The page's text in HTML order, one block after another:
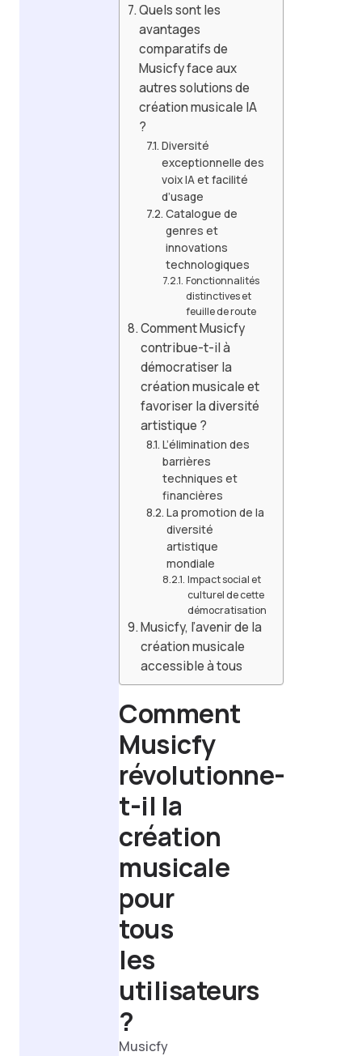
Quels sont les
avantages
comparatifs de
Musicfy face aux
autres solutions de
création musicale IA
?
Diversité
exceptionnelle des
voix IA et facilité
d’usage
Catalogue de
genres et
innovations
technologiques
Fonctionnalités
distinctives et
feuille de route
Comment Musicfy
contribue-t-il à
démocratiser la
création musicale et
favoriser la diversité
artistique ?
L’élimination des
barrières
techniques et
financières
La promotion de la
diversité
artistique
mondiale
Impact social et
culturel de cette
démocratisation
Musicfy, l’avenir de la
création musicale
accessible à tous
Comment
Musicfy
révolutionne-
t-il la
création
musicale
pour
tous
les
utilisateurs
?
Musicfy